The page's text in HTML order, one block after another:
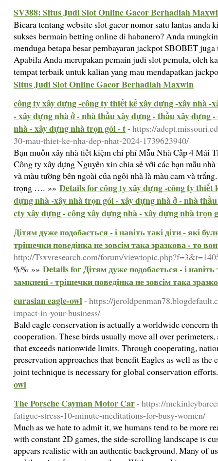
SV388: Situs Judi Slot Online Gacor Berhadiah
Bicara tentang website slot gacor nomor satu lantas anda
sukses bermain betting online di habanero? Anda
menduga betapa besar pembayaran jackpot SBOBET
Apabila Anda merupakan pemain judi slot pemula, oleh
tempat terbaik untuk kalian yang mau mendapatkan
Situs Judi Slot Online Gacor Berhadiah Maxwin
công ty xây dựng -công ty thiết kế xây dựng -xây nhà -
- xây dựng nhà ở - nhà thầu xây dựng - thầu xây dựng
nhà - xây dựng nhà trọn gói - t- https://
30-mau-thiet-ke-nha-dep-nhat-2024-1739623940/
Bạn muốn xây nhà tiết kiệm chi phí Mẫu Nhà Cấp 4 Mái
Công ty xây dựng Nguyên xin chia sẻ với các bạn mẫu
và màu tường bên ngoài của ngôi nhà là màu cam và
trọng …. »» Details for công ty xây dựng -công ty thiết
dựng nhà -xây nhà trọn gói - xây dựng nhà ở - nhà
cty xây dựng - công xây dựng nhà - xây dựng nhà trọn
Дітям дуже подобається - і навіть такі діти - які
трішечки поведінка не зовсім така зразкова - то
http://Tsxvresearch.com/forum/
%% »» Details for Дітям дуже подобається - і навіть
замкнені - трішечки поведінка не зовсім така
eurasian eagle-owl- https://
impact-in-your-business/
Bald eagle conservation is actually a worldwide concern
cooperation. These birds usually move all over
that exceeds nationwide limits. Through cooperating,
preservation approaches that benefit Eagles as well as
joint technique is necessary for global conservation
owl
The Porsche Cayman Motor Car- https://
fatigue-stress-10-minute-meditations-for-busy-women/
Much as we hate to admit it, we humans tend to be more
with constant 2D games, the side-scrolling landscape is
appears realistic with an authentic background. Many of